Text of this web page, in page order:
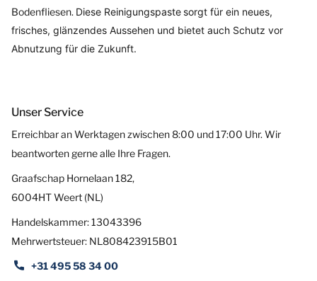
Bodenfliesen. Diese Reinigungspaste sorgt für ein neues,
frisches, glänzendes Aussehen und bietet auch Schutz vor
Abnutzung für die Zukunft.
Unser Service
Erreichbar an Werktagen zwischen 8:00 und 17:00 Uhr. Wir
beantworten gerne alle Ihre Fragen.
Graafschap Hornelaan 182,
6004HT Weert (NL)
Handelskammer: 13043396
Mehrwertsteuer: NL808423915B01
+31 495 58 34 00